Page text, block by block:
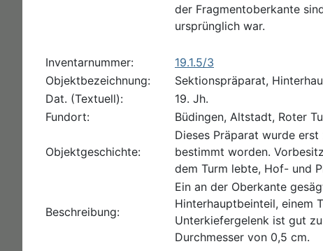
der Fragmentoberkante
ursprünglich war.
Inventarnummer:
19.1.5/3
Objektbezeichnung:
Sektionspräparat,
Dat. (Textuell):
19. Jh.
Fundort:
Büdingen, Altstadt, Roter
Objektgeschichte:
Dieses Präparat wurde
bestimmt worden.
dem Turm lebte, Hof- und
Beschreibung:
Ein an der Oberkante
Hinterhauptbeinteil, einem
Unterkiefergelenk ist gut
Durchmesser von 0,5 cm.